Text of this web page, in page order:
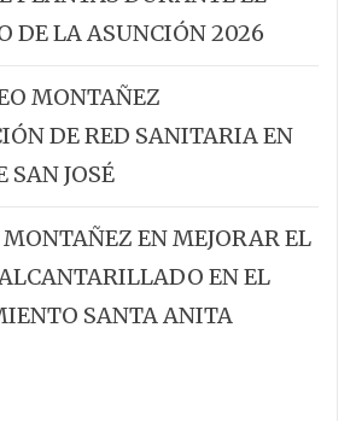
DE LA ASUNCIÓN 2026
MONTAÑEZ
DE RED SANITARIA EN
SAN JOSÉ
EN MEJORAR EL
EN EL
SANTA ANITA